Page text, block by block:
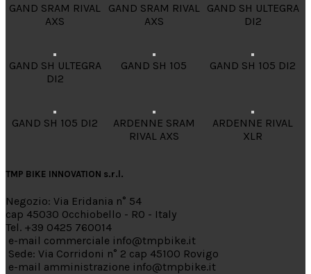
GAND SRAM RIVAL
AXS
GAND SRAM RIVAL
AXS
GAND SH ULTEGRA
DI2
GAND SH ULTEGRA
DI2
GAND SH 105 GAND SH 105 DI2
GAND SH 105 DI2
ARDENNE SRAM
RIVAL AXS
ARDENNE RIVAL
XLR
TMP BIKE INNOVATION s.r.l.
Negozio: Via Eridania n° 54
cap 45030 Occhiobello - RO - Italy
Tel. +39 0425 760014
e-mail commerciale info@tmpbike.it
Sede: Via Corridoni n° 2 cap 45100 Rovigo
e-mail amministrazione info@tmpbike.it